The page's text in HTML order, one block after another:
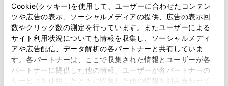
Cookie(クッキー)を使用して、ユーザーに合わせたコンテン
ツや広告の表示、ソーシャルメディアの提供、広告の表示回
数やクリック数の測定を行っています。またユーザーによる
サイト利用状況についても情報を収集し、ソーシャルメディ
アや広告配信、データ解析の各パートナーと共有していま
す。各パートナーは、ここで収集された情報とユーザーが各
パートナーに提供した他の情報、ユーザーが各パートナーの
サービスを使用したときに収集した他の情報を組み合わせて
必須 丁目番地